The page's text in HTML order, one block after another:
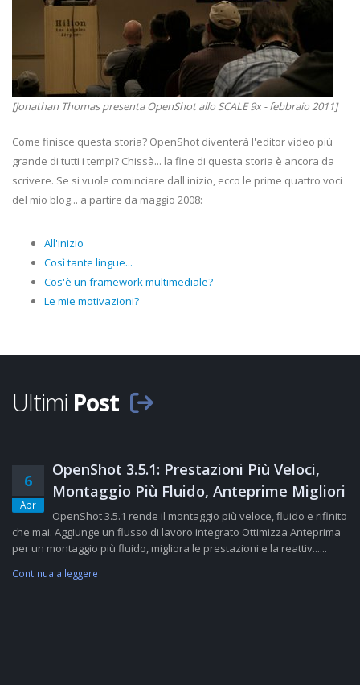
[Jonathan Thomas presenta OpenShot allo SCALE 9x - febbraio 2011]
Come finisce questa storia? OpenShot diventerà l'editor video più
grande di tutti i tempi? Chissà... la fine di questa storia è ancora da
scrivere. Se si vuole cominciare dall'inizio, ecco le prime quattro voci
del mio blog... a partire da maggio 2008:
All'inizio
Così tante lingue...
Cos'è un framework multimediale?
Le mie motivazioni?
Ultimi Post
6
Apr
OpenShot 3.5.1: Prestazioni Più Veloci,
Montaggio Più Fluido, Anteprime Migliori
OpenShot 3.5.1 rende il montaggio più veloce, fluido e rifinito
che mai. Aggiunge un flusso di lavoro integrato Ottimizza Anteprima
per un montaggio più fluido, migliora le prestazioni e la reattiv......
Continua a leggere